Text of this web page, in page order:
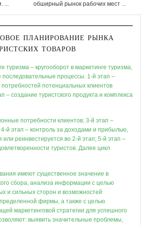
...
обширный рынок рабочих мест ...
планирование рынка
товаров
туризма – кругооборот в маркетинге туризма,
процессы. 1-й этап –
потенциальных клиентов
– создание туристского продукта и комплекса
потребности клиентов; 3-й этап –
й этап – контроль за доходами и прибылью,
или реинвестируется во 2-й этап; 5-й этап –
туристов. Далее цикл
имеют существенное значение в
сбора, анализа информации с целью
и сильных сторон и возможностей
фирмы, а также с целью
маркетинговой стратегии для успешного
выявить значительные проблемы,